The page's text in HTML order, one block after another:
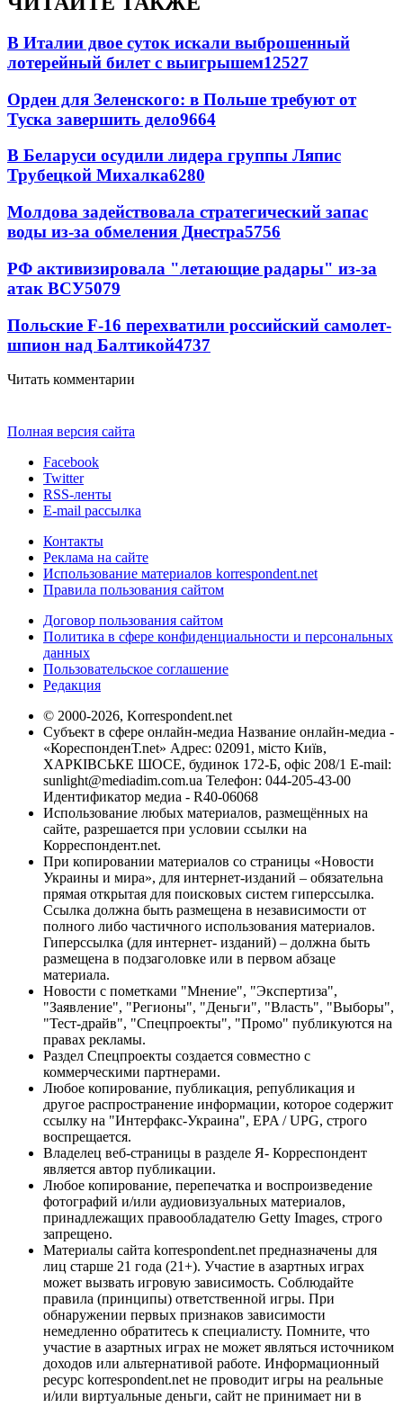
В Италии двое суток искали выброшенный
лотерейный билет с выигрышем12527
Орден для Зеленского: в Польше требуют от
Туска завершить дело9664
В Беларуси осудили лидера группы Ляпис
Трубецкой Михалка6280
Молдова задействовала стратегический запас
воды из-за обмеления Днестра5756
РФ активизировала "летающие радары" из-за
атак ВСУ5079
Польские F-16 перехватили российский самолет-
шпион над Балтикой4737
Читать комментарии
Полная версия сайта
Facebook
Twitter
RSS-ленты
E-mail рассылка
Контакты
Реклама на сайте
Использование материалов korrespondent.net
Правила пользования сайтом
Договор пользования сайтом
Политика в сфере конфиденциальности и персональных
данных
Пользовательское соглашение
Редакция
© 2000-2026, Korrespondent.net
Субъект в сфере онлайн-медиа Название онлайн-медиа -
«КореспонденТ.net» Адрес: 02091, місто Київ,
ХАРКІВСЬКЕ ШОСЕ, будинок 172-Б, офіс 208/1 E-mail:
sunlight@mediadim.com.ua Телефон: 044-205-43-00
Идентификатор медиа - R40-06068
Использование любых материалов, размещённых на
сайте, разрешается при условии ссылки на
Корреспондент.net.
При копировании материалов со страницы «Новости
Украины и мира», для интернет-изданий – обязательна
прямая открытая для поисковых систем гиперссылка.
Ссылка должна быть размещена в независимости от
полного либо частичного использования материалов.
Гиперссылка (для интернет- изданий) – должна быть
размещена в подзаголовке или в первом абзаце
материала.
Новости с пометками "Мнение", "Экспертиза",
"Заявление", "Регионы", "Деньги", "Власть", "Выборы",
"Тест-драйв", "Спецпроекты", "Промо" публикуются на
правах рекламы.
Раздел Спецпроекты создается совместно с
коммерческими партнерами.
Любое копирование, публикация, републикация и
другое распространение информации, которое содержит
ссылку на "Интерфакс-Украина", EPA / UPG, строго
воспрещается.
Владелец веб-страницы в разделе Я- Корреспондент
является автор публикации.
Любое копирование, перепечатка и воспроизведение
фотографий и/или аудиовизуальных материалов,
принадлежащих правообладателю Getty Images, строго
запрещено.
Материалы сайта korrespondent.net предназначены для
лиц старше 21 года (21+). Участие в азартных играх
может вызвать игровую зависимость. Соблюдайте
правила (принципы) ответственной игры. При
обнаружении первых признаков зависимости
немедленно обратитесь к специалисту. Помните, что
участие в азартных играх не может являться источником
доходов или альтернативой работе. Информационный
ресурс korrespondent.net не проводит игры на реальные
и/или виртуальные деньги, сайт не принимает ни в